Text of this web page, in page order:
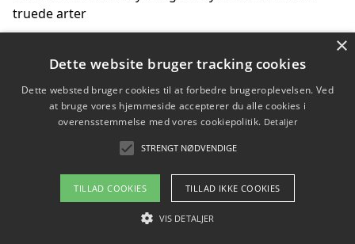
truede arter
Hvordan kan gaver til unge voksne støtte bevarelsen
Copyright 2026 - Pilanto Aps
Om / kontakt
Blog Betingelser
×
Dette website bruger tracking cookies
Dette websted bruger cookies til at forbedre brugeroplevelsen. Ved
at bruge vores hjemmeside accepterer du alle cookies i
overensstemmelse med vores cookiepolitik. Detaljer
STRENGT NØDVENDIGE
TILLAD COOKIES TILLAD IKKE COOKIES
VIS DETALJER